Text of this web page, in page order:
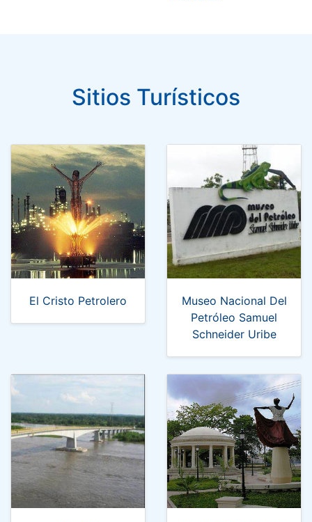
Sitios Turísticos
El Cristo Petrolero
Museo Nacional Del
Petróleo Samuel
Schneider Uribe